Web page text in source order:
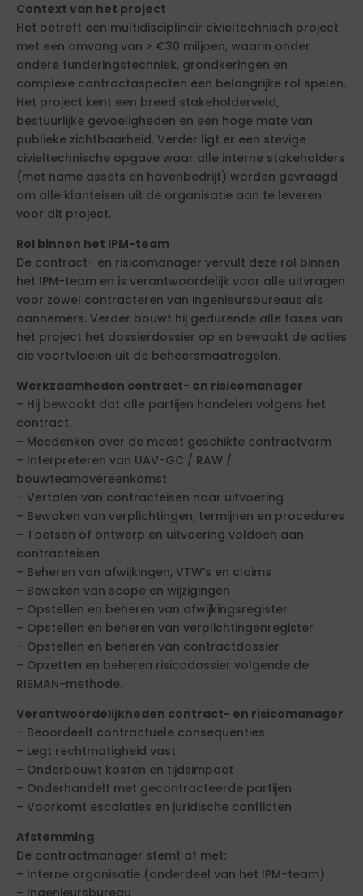
Context van het project
Het betreft een multidisciplinair civieltechnisch project
met een omvang van > €30 miljoen, waarin onder
andere funderingstechniek, grondkeringen en
complexe contractaspecten een belangrijke rol spelen.
Het project kent een breed stakeholderveld,
bestuurlijke gevoeligheden en een hoge mate van
publieke zichtbaarheid. Verder ligt er een stevige
civieltechnische opgave waar alle interne stakeholders
(met name assets en havenbedrijf) worden gevraagd
om alle klanteisen uit de organisatie aan te leveren
voor dit project.
Rol binnen het IPM-team
De contract- en risicomanager vervult deze rol binnen
het IPM-team en is verantwoordelijk voor alle uitvragen
voor zowel contracteren van ingenieursbureaus als
aannemers. Verder bouwt hij gedurende alle fases van
het project het dossierdossier op en bewaakt de acties
die voortvloeien uit de beheersmaatregelen.
Werkzaamheden contract- en risicomanager
– Hij bewaakt dat alle partijen handelen volgens het
contract.
– Meedenken over de meest geschikte contractvorm
– Interpreteren van UAV-GC / RAW /
bouwteamovereenkomst
– Vertalen van contracteisen naar uitvoering
– Bewaken van verplichtingen, termijnen en procedures
– Toetsen of ontwerp en uitvoering voldoen aan
contracteisen
– Beheren van afwijkingen, VTW’s en claims
– Bewaken van scope en wijzigingen
– Opstellen en beheren van afwijkingsregister
– Opstellen en beheren van verplichtingenregister
– Opstellen en beheren van contractdossier
– Opzetten en beheren risicodossier volgende de
RISMAN-methode.
Verantwoordelijkheden contract- en risicomanager
– Beoordeelt contractuele consequenties
– Legt rechtmatigheid vast
– Onderbouwt kosten en tijdsimpact
– Onderhandelt met gecontracteerde partijen
– Voorkomt escalaties en juridische conflicten
Afstemming
De contractmanager stemt af met:
– Interne organisatie (onderdeel van het IPM-team)
– Ingenieursbureau